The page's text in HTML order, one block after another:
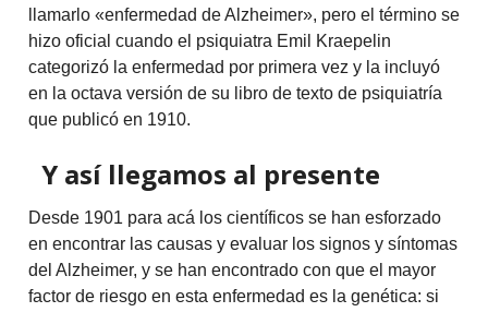
llamarlo «enfermedad de Alzheimer», pero el término se
hizo oficial cuando el psiquiatra Emil Kraepelin
categorizó la enfermedad por primera vez y la incluyó
en la octava versión de su libro de texto de psiquiatría
que publicó en 1910.
Y así llegamos al presente
Desde 1901 para acá los científicos se han esforzado
en encontrar las causas y evaluar los signos y síntomas
del Alzheimer, y se han encontrado con que el mayor
factor de riesgo en esta enfermedad es la genética: si